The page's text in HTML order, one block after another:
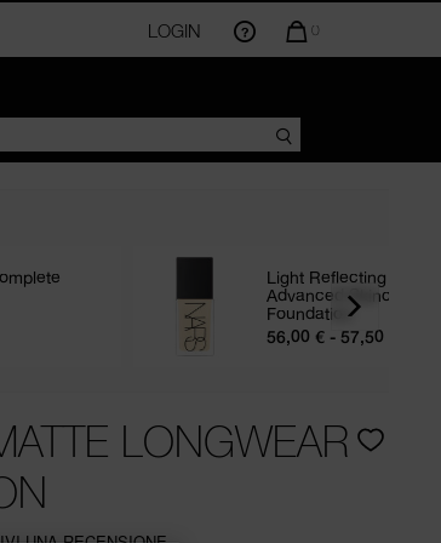
LOGIN
LA
AMMONTA
0
Light Reflecting
Advanced Skincare
Foundation
56,00 € - 57,50 €
LONGWEAR